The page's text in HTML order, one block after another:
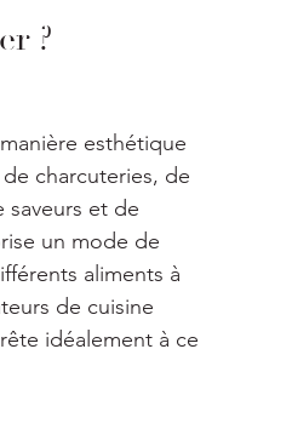
?
esthétique
charcuteries, de
et de
un mode de
aliments à
de cuisine
idéalement à ce